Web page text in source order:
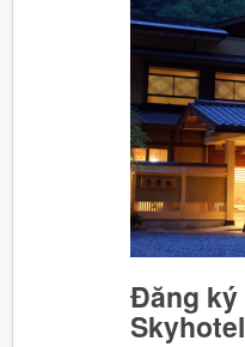
Đăng ký
Skyhotel